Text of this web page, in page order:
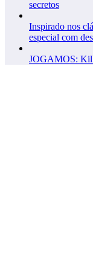
secretos
Inspirado nos
especial com
JOGAMOS: